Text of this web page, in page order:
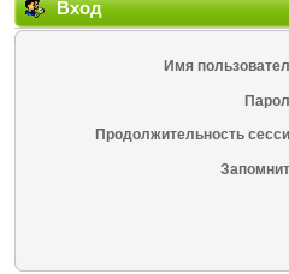
Вход
Имя
Продолжительность